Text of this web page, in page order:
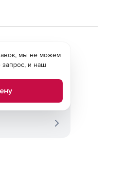
мы не можем
запрос, и наш